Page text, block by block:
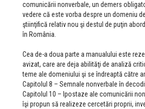
comunicării nonverbale, un demers
vedere că este vorba despre un domeniu
ştiinţifică relativ nou şi destul de puţin
în România.
Cea de-a doua parte a manualului este
avizat, care are deja abilităţi de analiză
teme ale domeniului şi se îndreaptă către
Capitolul 8 – Semnale nonverbale în
Capitolul 10 – Ipostaze ale comunicării
îşi propun să realizeze cercetări proprii,